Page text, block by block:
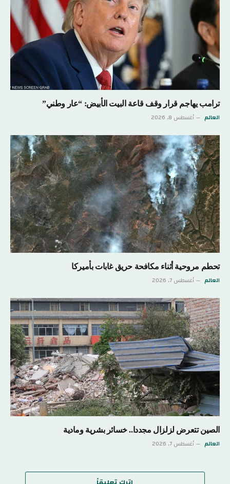
ترامب يهاجم قرار وقف قاعة البيت الأبيض: “عار وطني”
العالم أغسطس 8, 2026
تحطم مروحية أثناء مكافحة حريق غابات بأميركا
العالم أغسطس 7, 2026
الصين تتعرض لزلزال مجددا.. خسائر بشرية ومادية
العالم أغسطس 7, 2026